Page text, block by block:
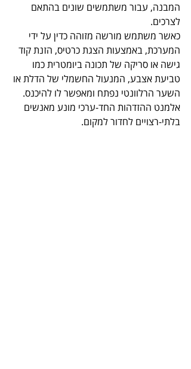
המבנה, עבור משתמשים שונים בהתאם
לצרכים.
כאשר משתמש מורשה מזוהה כדין על ידי
המערכת, באמצעות הצגת כרטיס, הזנת קוד
גישה או סריקה של תכונה ביומטרית כמו
טביעת אצבע, המנעול החשמלי של הדלת או
השער הרלוונטי נפתח ומאפשר לו להיכנס.
אלמנט ההזדהות החד-ערכי מונע מאנשים
בלתי-רצויים לחדור למקום.